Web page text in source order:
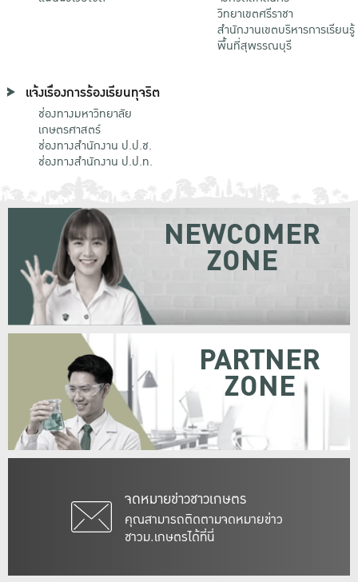
วิทยาเขตศรีราชา
สำนักงานเขตบริหารการเรียนรู้
พื้นที่สุพรรณบุรี
แจ้งเรื่องการร้องเรียนทุจริต
ช่องทางมหาวิทยาลัย
เกษตรศาสตร์
ช่องทางสำนักงาน ป.ป.ช.
ช่องทางสำนักงาน ป.ป.ท.
จดหมายข่าวชาวเกษตร
คุณสามารถติดตามจดหมายข่าว
ชาวม.เกษตรได้ที่นี่
NEWCOMER
ZONE
PARTNER
ZONE